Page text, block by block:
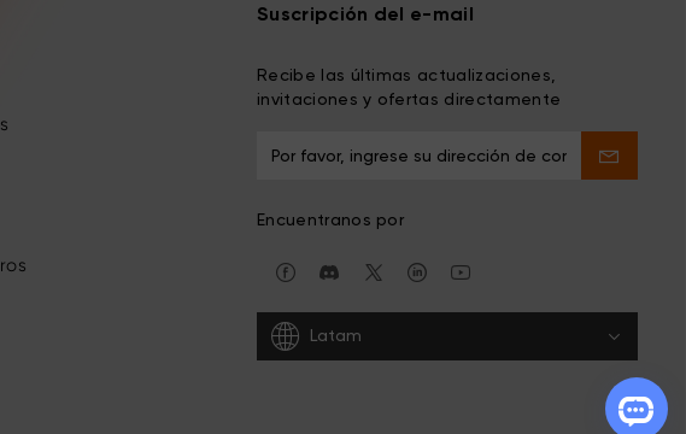
Suscripción del e-mail
Recibe las últimas actualizaciones,
invitaciones y ofertas directamente
Encuentranos por
Latam